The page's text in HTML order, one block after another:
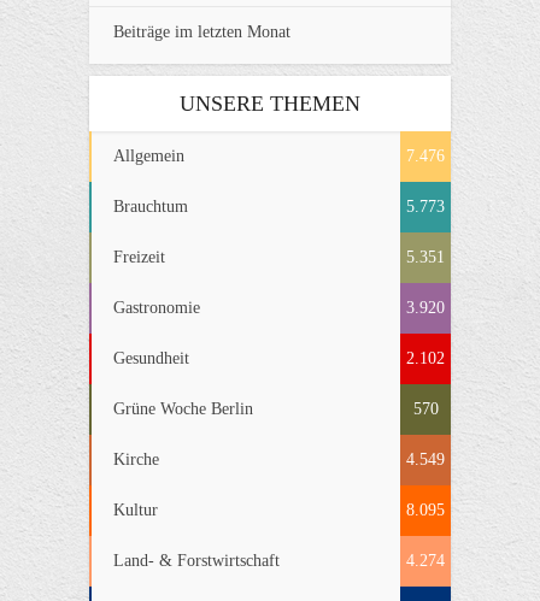
Beiträge im letzten Monat
UNSERE THEMEN
Allgemein 7.476
Brauchtum 5.773
Freizeit 5.351
Gastronomie 3.920
Gesundheit 2.102
Grüne Woche Berlin 570
Kirche 4.549
Kultur 8.095
Land- & Forstwirtschaft 4.274